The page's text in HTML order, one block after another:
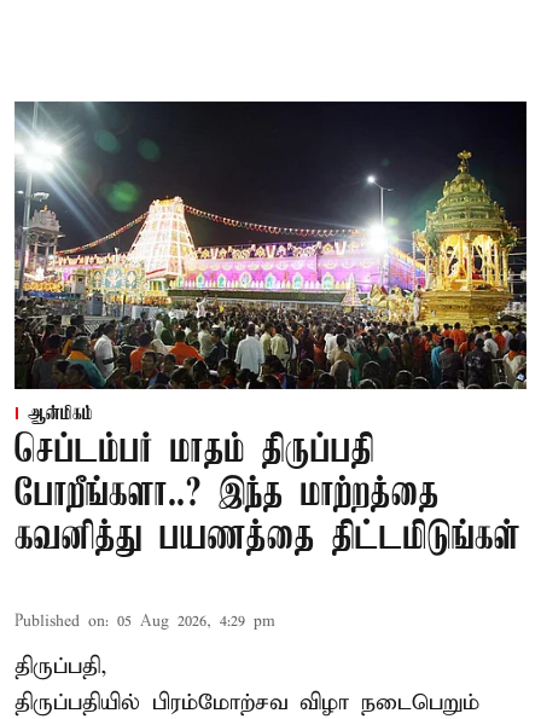
ஆன்மிகம்
செப்டம்பர் மாதம் திருப்பதி
போறீங்களா..? இந்த மாற்றத்தை
கவனித்து பயணத்தை திட்டமிடுங்கள்
Published on: 05 Aug 2026, 4:29 pm
திருப்பதி,
திருப்பதியில் பிரம்மோற்சவ விழா நடைபெறும்